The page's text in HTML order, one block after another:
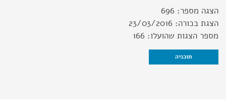
הצגה מספר: 696
הצגת בכורה: 23/03/2016
מספר הצגות שהועלו: 166
תוכניה